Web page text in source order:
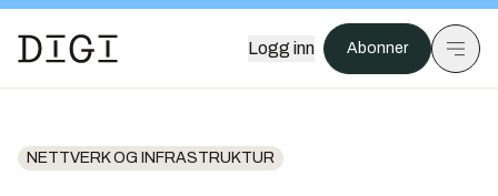
Logg inn Abonner
NETTVERK OG INFRASTRUKTUR